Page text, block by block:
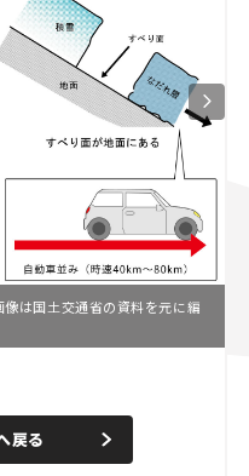
は国土交通省の資料を元に編
n
e
d
戻る